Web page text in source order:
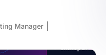
Manager